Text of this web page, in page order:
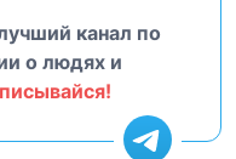
канал по
о людях и